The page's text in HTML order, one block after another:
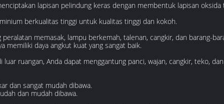
lapisan pelindung keras dengan membentuk lapisan
berkualitas tinggi untuk kualitas tinggi dan kokoh.
memasak, lampu berkemah, talenan, cangkir, dan barang-
memiliki daya angkut kuat yang sangat baik.
ruangan, Anda dapat menggantung panci, wajan, cangkir, teko,
dan sangat mudah dibawa.
dan mudah dibawa.